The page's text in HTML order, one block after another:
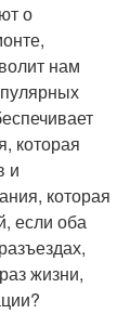
о
нам
которая
и
которая
если оба
жизни,